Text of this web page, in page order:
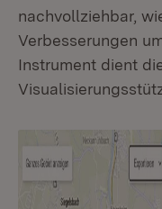
nachvollziehbar,
Verbesserungen
Instrument dient